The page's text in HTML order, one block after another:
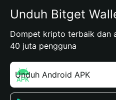
Unduh Bitget
Dompet kripto terbaik dan
40 juta pengguna
Unduh Android APK